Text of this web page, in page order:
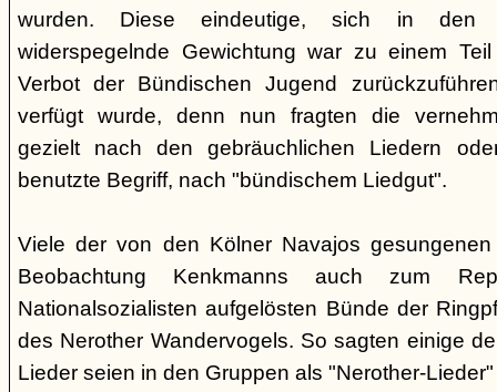
wurden. Diese eindeutige, sich in den
widerspegelnde Gewichtung war zu einem
Verbot der Bündischen Jugend
verfügt wurde, denn nun fragten die
gezielt nach den gebräuchlichen Liedern
benutzte Begriff, nach "bündischem Liedgut".
Viele der von den Kölner Navajos
Beobachtung Kenkmanns auch zum
Nationalsozialisten aufgelösten Bünde der
des Nerother Wandervogels. So sagten einige
Lieder seien in den Gruppen als "Nerother-